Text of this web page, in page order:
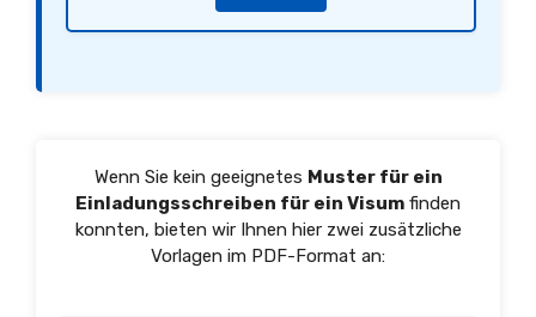
Wenn Sie kein geeignetes Muster für ein
Einladungsschreiben für ein Visum finden
konnten, bieten wir Ihnen hier zwei zusätzliche
Vorlagen im PDF-Format an: